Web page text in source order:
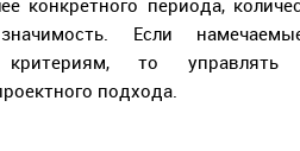
конкретного периода,
значимость. Если
критериям, то
подхода.